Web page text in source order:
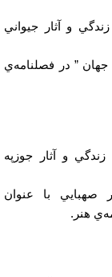
و آثار جيواني
جهان ” در فصلنامه‌ي
زندگي و آثار جوزپه
صهبايي با عنوان
هنر.